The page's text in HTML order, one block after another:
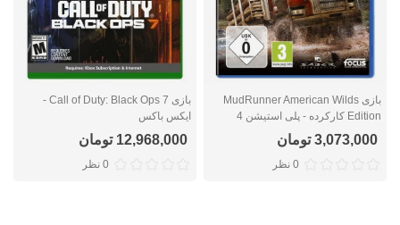
بازی MudRunner American Wilds
Edition کارکرده - پلی استیشن 4
3,073,000 تومان
0 نظر
بازی Call of Duty: Black Ops 7 -
ایکس باکس
12,968,000 تومان
0 نظر